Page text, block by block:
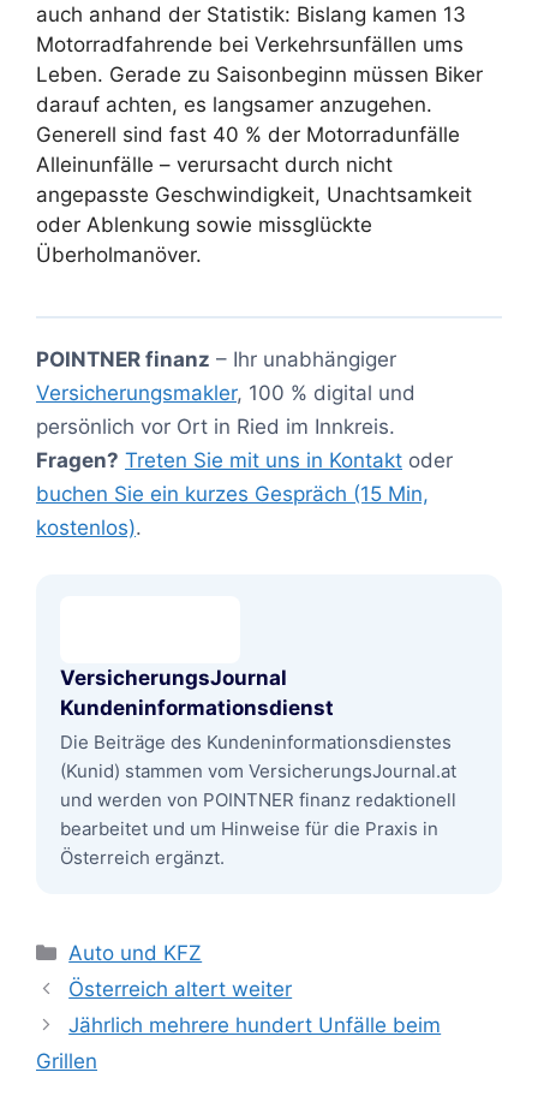
auch anhand der Statistik: Bislang kamen 13
Motorradfahrende bei Verkehrsunfällen ums
Leben. Gerade zu Saisonbeginn müssen Biker
darauf achten, es langsamer anzugehen.
Generell sind fast 40 % der Motorradunfälle
Alleinunfälle – verursacht durch nicht
angepasste Geschwindigkeit, Unachtsamkeit
oder Ablenkung sowie missglückte
Überholmanöver.
POINTNER finanz – Ihr unabhängiger
Versicherungsmakler, 100 % digital und
persönlich vor Ort in Ried im Innkreis.
Fragen? Treten Sie mit uns in Kontakt oder
buchen Sie ein kurzes Gespräch (15 Min,
kostenlos).
VersicherungsJournal
Kundeninformationsdienst
Die Beiträge des Kundeninformationsdienstes
(Kunid) stammen vom VersicherungsJournal.at
und werden von POINTNER finanz redaktionell
bearbeitet und um Hinweise für die Praxis in
Österreich ergänzt.
Kategorien
Auto und KFZ
Österreich altert weiter
Jährlich mehrere hundert Unfälle beim
Grillen